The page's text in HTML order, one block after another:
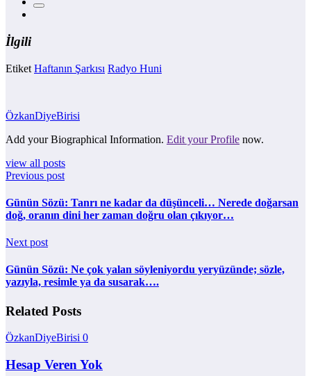
İlgili
Etiket Haftanın Şarkısı Radyo Huni
ÖzkanDiyeBirisi
Add your Biographical Information. Edit your Profile now.
view all posts
Previous post
Günün Sözü: Tanrı ne kadar da düşünceli… Nerede doğarsan
doğ, oranın dini her zaman doğru olan çıkıyor…
Next post
Günün Sözü: Ne çok yalan söyleniyordu yeryüzünde; sözle,
yazıyla, resimle ya da susarak….
Related Posts
ÖzkanDiyeBirisi 0
Hesap Veren Yok